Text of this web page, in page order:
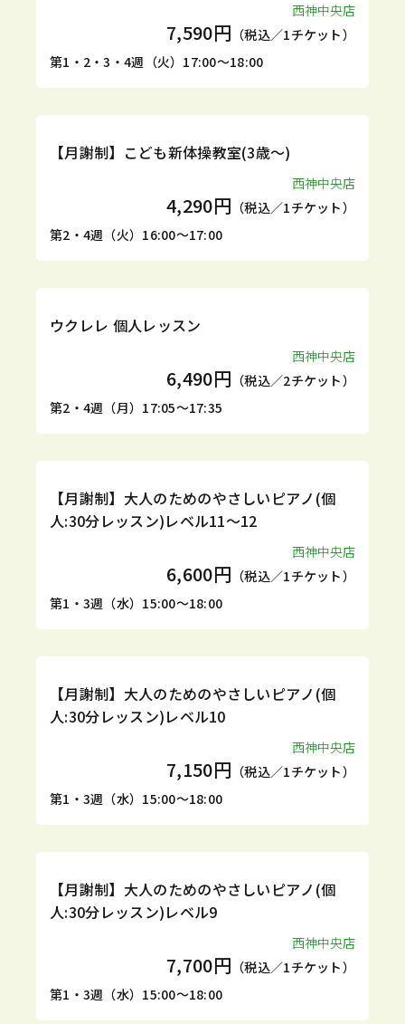
西神中央店
7,590円 （税込／1チケット）
第1・2・3・4週（火）17:00～18:00
定期 体験
【月謝制】こども新体操教室(3歳～)
西神中央店
4,290円 （税込／1チケット）
第2・4週（火）16:00～17:00
定期 体験
ウクレレ 個人レッスン
西神中央店
6,490円 （税込／2チケット）
第2・4週（月）17:05～17:35
定期 体験
【月謝制】大人のためのやさしいピアノ(個
人:30分レッスン)レベル11～12
西神中央店
6,600円 （税込／1チケット）
第1・3週（水）15:00～18:00
定期 体験
【月謝制】大人のためのやさしいピアノ(個
人:30分レッスン)レベル10
西神中央店
7,150円 （税込／1チケット）
第1・3週（水）15:00～18:00
定期 体験
【月謝制】大人のためのやさしいピアノ(個
人:30分レッスン)レベル9
西神中央店
7,700円 （税込／1チケット）
第1・3週（水）15:00～18:00